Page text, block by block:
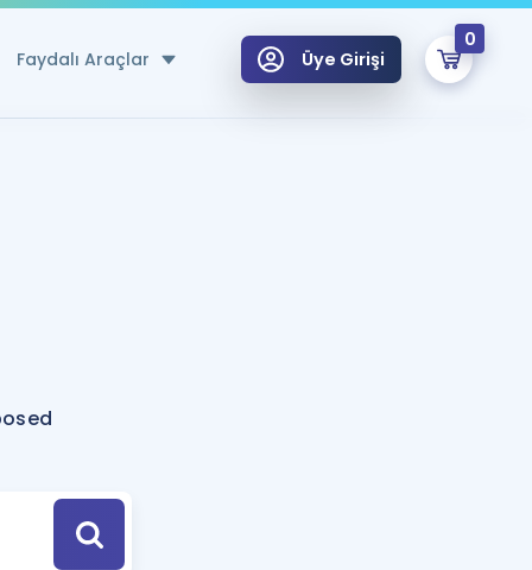
Faydalı Araçlar
Hesaplama Aracı
için Öneriler
Tek Takvimde
Üye Girişi
0
Hoca ile seni sınava hazırlayacak onlarca eğitim seni bekliyor!